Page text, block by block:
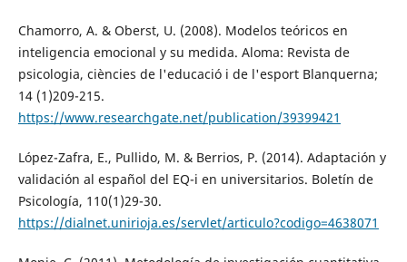
Chamorro, A. & Oberst, U. (2008). Modelos teóricos en
inteligencia emocional y su medida. Aloma: Revista de
psicologia, ciències de l'educació i de l'esport Blanquerna;
14 (1)209-215.
https://www.researchgate.net/publication/39399421
López-Zafra, E., Pullido, M. & Berrios, P. (2014). Adaptación y
validación al español del EQ-i en universitarios. Boletín de
Psicología, 110(1)29-30.
https://dialnet.unirioja.es/servlet/articulo?codigo=4638071